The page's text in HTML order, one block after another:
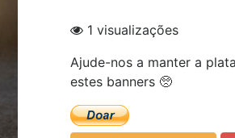
1 visualizações
Ajude-nos a manter a
estes banners 🥺